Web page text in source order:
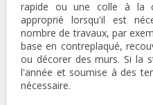
rapide ou une colle à la
approprié lorsqu'il est
nombre de travaux, par
base en contreplaqué,
ou décorer des murs. Si la
l'année et soumise à des
nécessaire.